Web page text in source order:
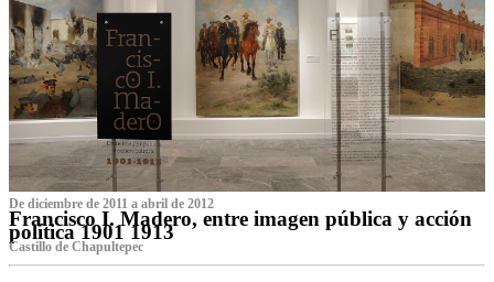
De diciembre de 2011 a abril de 2012
Francisco I. Madero, entre imagen pública y acción
política 1901 1913
Castillo de Chapultepec